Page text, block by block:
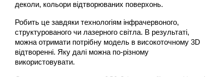
деколи, кольори відтворюваних поверхонь.
Робить це завдяки технологіям інфрачервоного,
структурованого чи лазерного світла. В результаті,
можна отримати потрібну модель в високоточному 3D
відтворенні. Яку далі можна по-різному
використовувати.